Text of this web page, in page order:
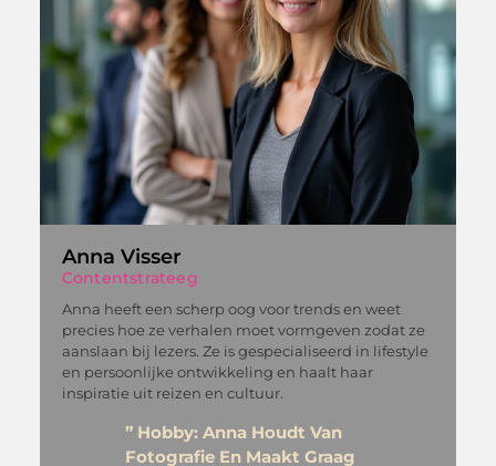
Anna Visser
Contentstrateeg
Anna heeft een scherp oog voor trends en weet
precies hoe ze verhalen moet vormgeven zodat ze
aanslaan bij lezers. Ze is gespecialiseerd in lifestyle
en persoonlijke ontwikkeling en haalt haar
inspiratie uit reizen en cultuur.
” Hobby: Anna Houdt Van
Fotografie En Maakt Graag